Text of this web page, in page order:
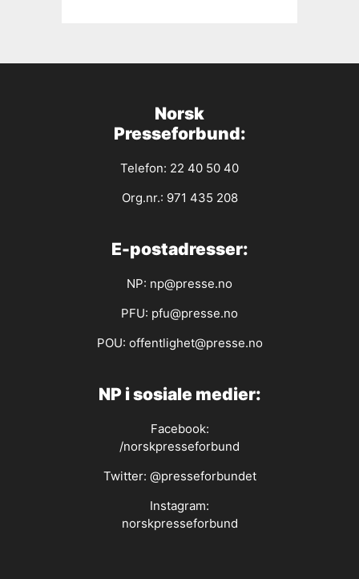
Norsk
Presseforbund:
Telefon: 22 40 50 40
Org.nr.: 971 435 208
E-postadresser:
NP: np@presse.no
PFU: pfu@presse.no
POU: offentlighet@presse.no
NP i sosiale medier:
Facebook:
/norskpresseforbund
Twitter: @presseforbundet
Instagram:
norskpresseforbund